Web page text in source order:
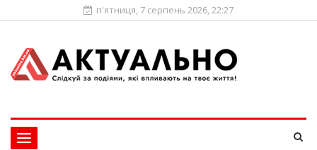
п'ятниця, 7 серпень 2026, 22:27
Toggle